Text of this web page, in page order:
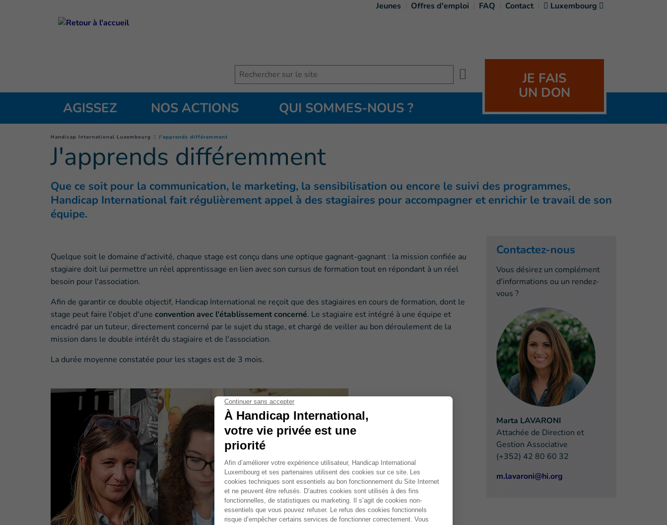
Jeunes Offres d'emploi FAQ Contact Luxembourg
Search
JE FAIS
UN DON
AGISSEZ
NOS ACTIONS QUI SOMMES-NOUS ?
You are here :
Handicap International Luxembourg J'apprends différemment
J'apprends différemment
Que ce soit pour la communication, le marketing, la sensibilisation ou encore le suivi des programmes,
Handicap International fait régulièrement appel à des stagiaires pour accompagner et enrichir le travail de son
équipe.
Quelque soit le domaine d'activité, chaque stage est conçu dans une optique gagnant-gagnant : la mission confiée au
stagiaire doit lui permettre un réel apprentissage en lien avec son cursus de formation tout en répondant à un réel
besoin pour l'association.
Afin de garantir ce double objectif, Handicap International ne reçoit que des stagiaires en cours de formation, dont le
stage peut faire l'objet d'une convention avec l'établissement concerné. Le stagiaire est intégré à une équipe et
encadré par un tuteur, directement concerné par le sujet du stage, et chargé de veiller au bon déroulement de la
mission dans le double intérêt du stagiaire et de l'association.
La durée moyenne constatée pour les stages est de 3 mois.
Contactez-nous
Vous désirez un complément
d'informations ou un rendez-
vous ?
Marta LAVARONI
Attachée de Direction et
Gestion Associative
(+352) 42 80 60 32
m.lavaroni@hi.org